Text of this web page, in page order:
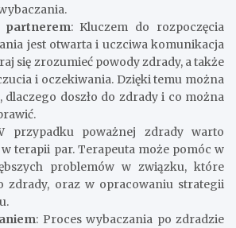
partnerem: Kluczem do rozpoczęcia
jest otwarta i uczciwa komunikacja
się zrozumieć powody zdrady, a także
i oczekiwania. Dzięki temu można
dlaczego doszło do zdrady i co można
przypadku poważnej zdrady warto
w terapii par. Terapeuta może pomóc w
problemów w związku, które
zdrady, oraz w opracowaniu strategii
: Proces wybaczania po zdradzie